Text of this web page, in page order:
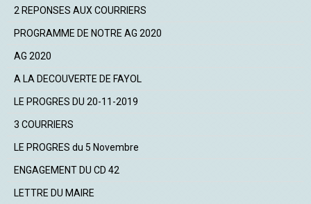
2 REPONSES AUX COURRIERS
PROGRAMME DE NOTRE AG 2020
AG 2020
A LA DECOUVERTE DE FAYOL
LE PROGRES DU 20-11-2019
3 COURRIERS
LE PROGRES du 5 Novembre
ENGAGEMENT DU CD 42
LETTRE DU MAIRE